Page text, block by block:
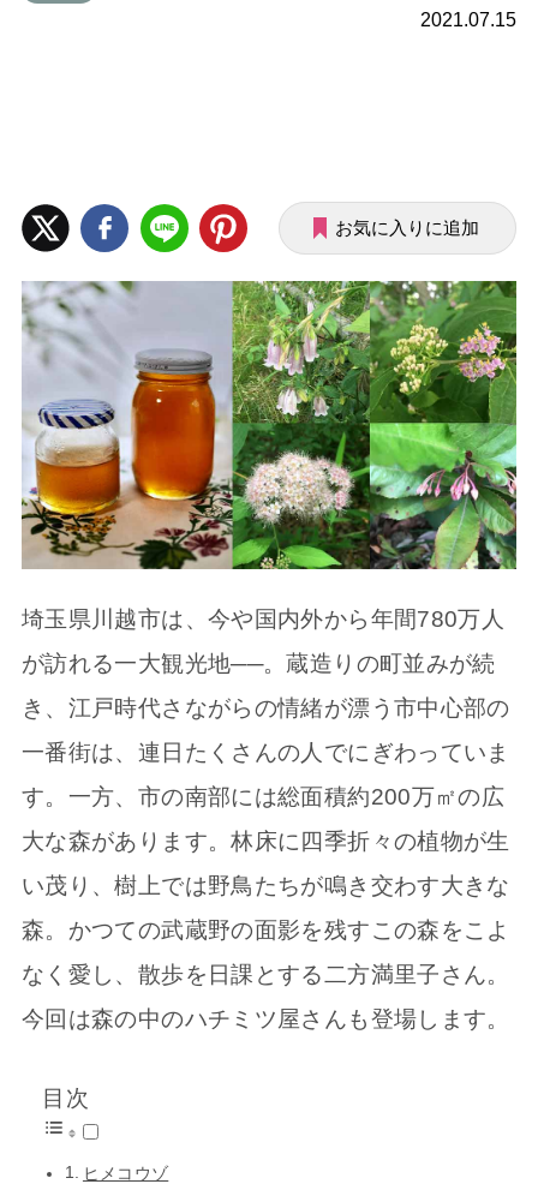
2021.07.15
お気に入りに追加
埼玉県川越市は、今や国内外から年間780万人
が訪れる一大観光地──。蔵造りの町並みが続
き、江戸時代さながらの情緒が漂う市中心部の
一番街は、連日たくさんの人でにぎわっていま
す。一方、市の南部には総面積約200万㎡の広
大な森があります。林床に四季折々の植物が生
い茂り、樹上では野鳥たちが鳴き交わす大きな
森。かつての武蔵野の面影を残すこの森をこよ
なく愛し、散歩を日課とする二方満里子さん。
今回は森の中のハチミツ屋さんも登場します。
目次
ヒメコウゾ